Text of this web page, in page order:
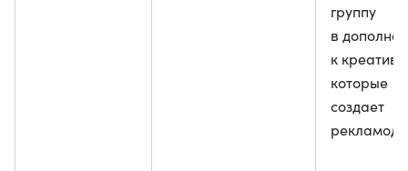
группу
в
к
которые
создает